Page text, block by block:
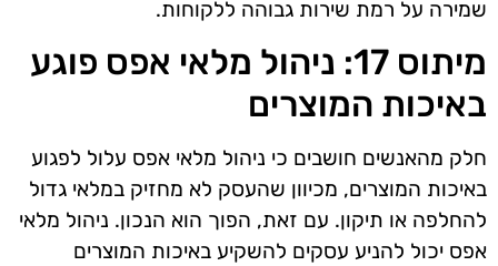
שמירה על רמת שירות גבוהה ללקוחות.
מיתוס 17: ניהול מלאי אפס פוגע
באיכות המוצרים
חלק מהאנשים חושבים כי ניהול מלאי אפס עלול לפגוע
באיכות המוצרים, מכיוון שהעסק לא מחזיק במלאי גדול
להחלפה או תיקון. עם זאת, הפוך הוא הנכון. ניהול מלאי
אפס יכול להניע עסקים להשקיע באיכות המוצרים